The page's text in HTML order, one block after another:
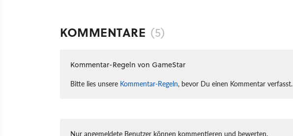
KOMMENTARE (5)
Kommentar-Regeln von GameStar
Bitte lies unsere Kommentar-Regeln, bevor Du einen Kommentar verfasst.
Nur angemeldete Benutzer können kommentieren und bewerten.